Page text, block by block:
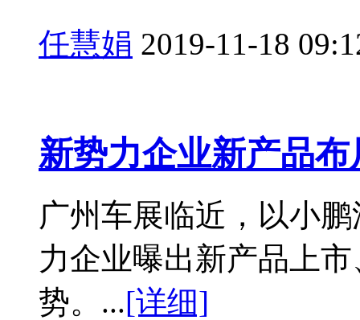
任慧娟 2019-11-18
新势力企业新产品
广州车展临近，以小
力企业曝出新产品上
势。...[详细]